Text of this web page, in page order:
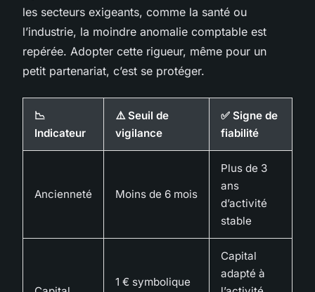
les secteurs exigeants, comme la santé ou
l’industrie, la moindre anomalie comptable est
repérée. Adopter cette rigueur, même pour un
petit partenariat, c’est se protéger.
📉
Indicateur
⚠️ Seuil de
vigilance
✅ Signe de
fiabilité
Ancienneté Moins de 6 mois
Plus de 3
ans
d’activité
stable
1 € symbolique
Capital
adapté à